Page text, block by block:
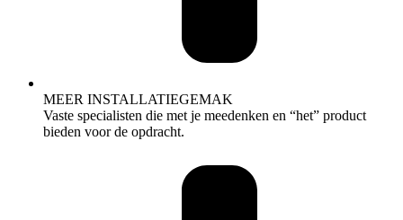
MEER INSTALLATIEGEMAK
Vaste specialisten die met je meedenken en “het” product
bieden voor de opdracht.